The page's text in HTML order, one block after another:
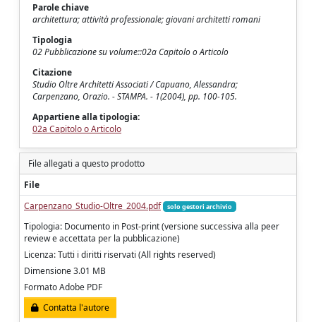
Parole chiave
architettura; attività professionale; giovani architetti romani
Tipologia
02 Pubblicazione su volume::02a Capitolo o Articolo
Citazione
Studio Oltre Architetti Associati / Capuano, Alessandra;
Carpenzano, Orazio. - STAMPA. - 1(2004), pp. 100-105.
Appartiene alla tipologia:
02a Capitolo o Articolo
File allegati a questo prodotto
File
Carpenzano_Studio-Oltre_2004.pdf
solo gestori archivio
Tipologia: Documento in Post-print (versione successiva alla peer
review e accettata per la pubblicazione)
Licenza: Tutti i diritti riservati (All rights reserved)
Dimensione 3.01 MB
Formato Adobe PDF
Contatta l'autore